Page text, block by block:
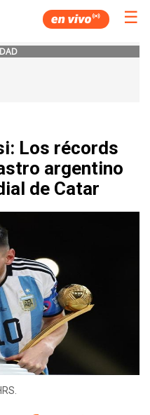
☰
Los récords
argentino
de Catar